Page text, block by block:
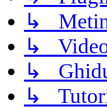
↳
↳
↳
↳